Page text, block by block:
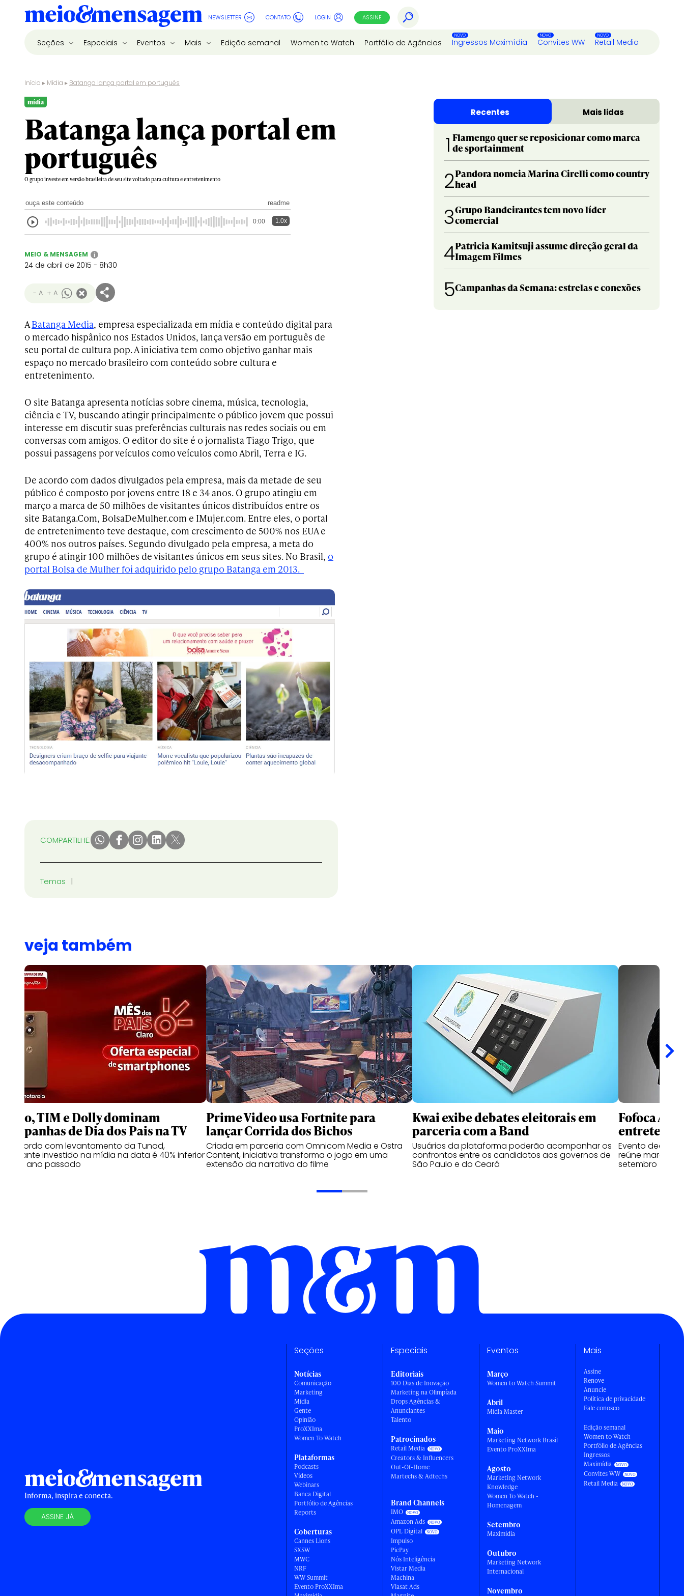
NEWSLETTER CONTATO LOGIN ASSINE
Seções Especiais Eventos Mais Edição semanal Women to Watch Portfólio de Agências Ingressos Maximídia Convites WW Retail Media
Início ▸ Mídia ▸ Batanga lança portal em português
mídia
Batanga lança portal em
português
O grupo investe em versão brasileira de seu site voltado para cultura e entretenimento
ouça este conteúdo readme
0:00 1.0x
MEIO & MENSAGEM i
24 de abril de 2015 - 8h30
- A + A
ABatanga Media, empresa especializada em mídia e conteúdo digital para
o mercado hispânico nos Estados Unidos, lança versão em português de
seu portal de cultura pop. A iniciativa tem como objetivo ganhar mais
espaço no mercado brasileiro com conteúdo sobre cultura e
entretenimento.
O site Batanga apresenta notícias sobre cinema, música, tecnologia,
ciência e TV, buscando atingir principalmente o público jovem que possui
interesse em discutir suas preferências culturais nas redes sociais ou em
conversas com amigos. O editor do site é o jornalista Tiago Trigo, que
possui passagens por veículos como veículos como Abril, Terra e IG.
De acordo com dados divulgados pela empresa, mais da metade de seu
público é composto por jovens entre 18 e 34 anos. O grupo atingiu em
março a marca de 50 milhões de visitantes únicos distribuídos entre os
site Batanga.Com, BolsaDeMulher.com e IMujer.com. Entre eles, o portal
de entretenimento teve destaque, com crescimento de 500% nos EUA e
400% nos outros países. Segundo divulgado pela empresa, a meta do
grupo é atingir 100 milhões de visitantes únicos em seus sites. No Brasil, o
portal Bolsa de Mulher foi adquirido pelo grupo Batanga em 2013.
COMPARTILHE:
Temas
Recentes Mais lidas
1 Flamengo quer se reposicionar como marca
de sportainment
2Pandora nomeia Marina Cirelli como country
head
3Grupo Bandeirantes tem novo líder
comercial
4Patricia Kamitsuji assume direção geral da
Imagem Filmes
5Campanhas da Semana: estrelas e conexões
veja também
Claro, TIM e Dolly dominam
campanhas de Dia dos Pais na TV
De acordo com levantamento da Tunad,
montante investido na mídia na data é 40% inferior
ao do ano passado
Prime Video usa Fortnite para
lançar Corrida dos Bichos
Criada em parceria com Omnicom Media e Ostra
Content, iniciativa transforma o jogo em uma
extensão da narrativa do filme
Kwai exibe debates eleitorais em
parceria com a Band
Usuários da plataforma poderão acompanhar os
confrontos entre os candidatos aos governos de
São Paulo e do Ceará
Fofoca
Evento
reúne marcas,
setembro
Informa, inspira e conecta.
ASSINE JÁ
Seções
Notícias
Comunicação
Marketing
Mídia
Gente
Opinião
ProXXIma
Women To Watch
Plataformas
Podcasts
Vídeos
Webinars
Banca Digital
Portfólio de Agências
Reports
Coberturas
Cannes Lions
SXSW
MWC
NRF
WW Summit
Evento ProXXIma
Especiais
Editoriais
100 Dias de Inovação
Marketing na Olimpíada
Drops Agências &
Anunciantes
Talento
Patrocinados
Retail Media
Creators & Influencers
Out-Of-Home
Martechs & Adtechs
Brand Channels
IMO
Amazon Ads
OPL Digital
Impulso
PicPay
Nós Inteligência
Vistar Media
Machina
Viasat Ads
Eventos
Março
Women to Watch Summit
Abril
Mídia Master
Maio
Marketing Network Brasil
Evento ProXXIma
Agosto
Marketing Network
Knowledge
Women To Watch -
Homenagem
Setembro
Maximídia
Outubro
Marketing Network
Internacional
Novembro
Mais
Assine
Renove
Anuncie
Política de privacidade
Fale conosco
Edição semanal
Women to Watch
Portfólio de Agências
Ingressos
Maximídia
Convites WW
Retail Media